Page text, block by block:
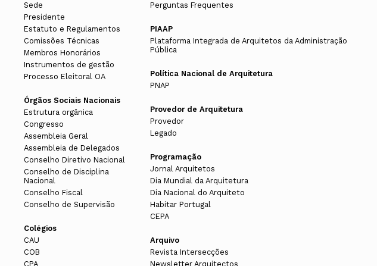
Sede
Presidente
Estatuto e Regulamentos
Comissões Técnicas
Membros Honorários
Instrumentos de gestão
Processo Eleitoral OA
Órgãos Sociais Nacionais
Estrutura orgânica
Congresso
Assembleia Geral
Assembleia de Delegados
Conselho Diretivo Nacional
Conselho de Disciplina
Nacional
Conselho Fiscal
Conselho de Supervisão
Colégios
CAU
COB
CPA
Perguntas Frequentes
PIAAP
Plataforma Integrada de Arquitetos da Administração
Pública
Política Nacional de Arquitetura
PNAP
Provedor de Arquitetura
Provedor
Legado
Programação
Jornal Arquitetos
Dia Mundial da Arquitetura
Dia Nacional do Arquiteto
Habitar Portugal
CEPA
Arquivo
Revista Intersecções
Newsletter Arquitectos